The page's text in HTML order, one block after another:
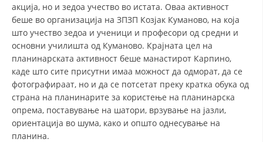
ОРГАНИЗАЦИЈА И РАЗВОЈ
РАКОВОДЕН ОДБОР
акција, но и зедоа учество во истата. Оваа активност
беше во организација на ЗПЗП Козјак Куманово, на која
што учество зедоа и ученици и професори од средни и
основни училишта од Куманово. Крајната цел на
планинарската активност беше манастирот Карпино,
каде што сите присутни имаа можност да одморат, да се
фотографираат, но и да се потсетат преку кратка обука од
страна на планинарите за користење на планинарска
опрема, поставување на шатори, врзување на јазли,
ориентација во шума, како и општо однесување на
планина.